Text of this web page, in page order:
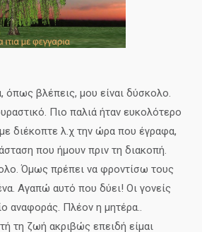
όπως βλέπεις, μου είναι δύσκολο.
Πιο παλιά ήταν ευκολότερο
διέκοπτε λ.χ την ώρα που έγραφα,
που ήμουν πριν τη διακοπή.
Όμως πρέπει να φροντίσω τους
Αγαπώ αυτό που δύει! Οι γονείς
αναφοράς. Πλέον η μητέρα..
τη ζωή ακριβώς επειδή είμαι